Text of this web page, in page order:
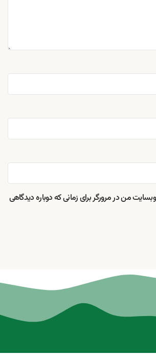
من در مرورگر برای زمانی که دوباره دیدگاهی